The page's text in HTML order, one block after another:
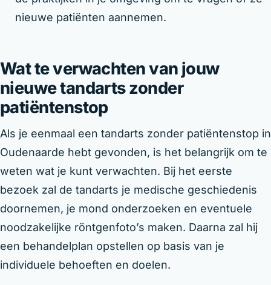
nieuwe patiënten aannemen.
Wat te verwachten van jouw
nieuwe tandarts zonder
patiëntenstop
Als je eenmaal een tandarts zonder patiëntenstop in
Oudenaarde hebt gevonden, is het belangrijk om te
weten wat je kunt verwachten. Bij het eerste
bezoek zal de tandarts je medische geschiedenis
doornemen, je mond onderzoeken en eventuele
noodzakelijke röntgenfoto’s maken. Daarna zal hij
een behandelplan opstellen op basis van je
individuele behoeften en doelen.